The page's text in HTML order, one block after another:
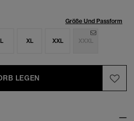
Größe Und Passform
L XL XXL XXXL
LEGEN